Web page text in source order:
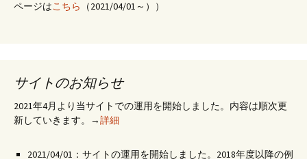
ページはこちら （2021/04/01～））
サイトのお知らせ
2021年4月より当サイトでの運用を開始しました。内容は順次更
新していきます。→詳細
2021/04/01：サイトの運用を開始しました。2018年度以降の例